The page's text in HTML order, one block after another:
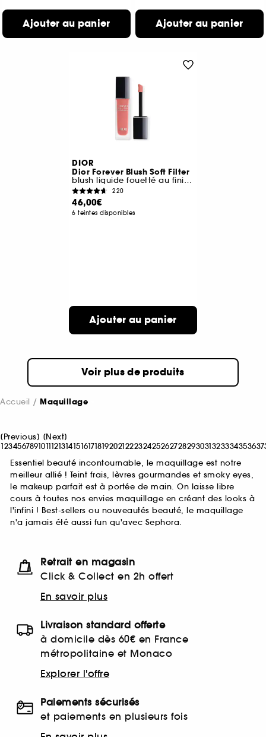
Ajouter au panier Ajouter au panier
DIOR
Dior Forever Blush Soft Filter
blush liquide fouetté au fini mat lumineux
220
46,00€
6 teintes disponibles
Ajouter au panier
Voir plus de produits
Accueil Maquillage
[Previous] [Next]
12345678910111213141516171819202122232425262728293031323334353637
Essentiel beauté incontournable, le maquillage est notre
meilleur allié ! Teint frais, lèvres gourmandes et smoky eyes,
le makeup parfait est à portée de main. On laisse libre
cours à toutes nos envies maquillage en créant des looks à
l'infini ! Best-sellers ou nouveautés beauté, le maquillage
n'a jamais été aussi fun qu'avec Sephora.
Retrait en magasin
Click & Collect en 2h offert
En savoir plus
Livraison standard offerte
à domicile dès 60€ en France
métropolitaine et Monaco
Explorer l'offre
Paiements sécurisés
et paiements en plusieurs fois